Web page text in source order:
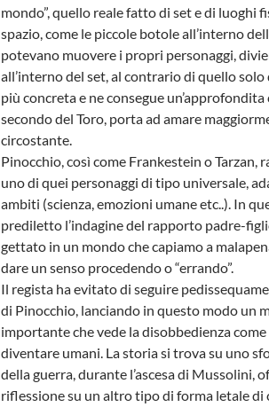
mondo”, quello reale fatto di set e di luoghi
spazio, come le piccole botole all’interno
potevano muovere i propri personaggi,
all’interno del set, al contrario di quello solo
più concreta e ne consegue
secondo del Toro, porta ad amare
circostante.
Pinocchio, così come Frankestein o Tarzan,
uno di quei personaggi di tipo universale,
ambiti (scienza, emozioni umane etc..). In
prediletto l’indagine del rapporto padre-
gettato in un mondo che capiamo a
dare un senso procedendo o “errando”.
Il regista ha evitato di seguire
di Pinocchio, lanciando in questo modo un
importante che vede la disobbedienza
diventare umani. La storia si trova su uno
della guerra, durante l’ascesa di Mussolini,
riflessione su un altro tipo di forma letale